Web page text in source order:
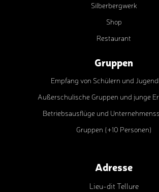
Silberbergwerk
Shop
Restaurant
Gruppen
Empfang von Schülern und
Außerschulische Gruppen und junge
Betriebsausflüge und
Gruppen (+10 Personen)
Adresse
Lieu-dit Tellure